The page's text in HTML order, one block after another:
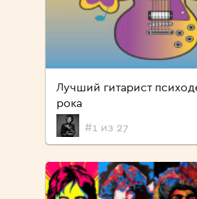
Лучший гитарист
рока
#1 из 27